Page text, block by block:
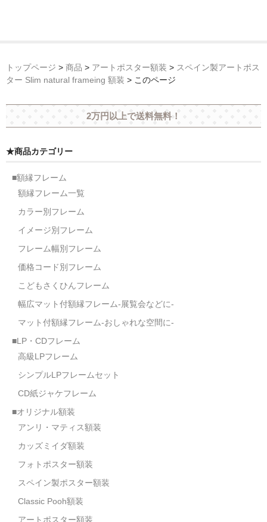
トップページ > 商品 > アートポスター額装 > スペイン製アートポス
ター Slim natural frameing 額装 > このページ
2万円以上で送料無料！
★商品カテゴリー
■額縁フレーム
額縁フレーム一覧
カラー別フレーム
イメージ別フレーム
フレーム幅別フレーム
価格コード別フレーム
こどもさくひんフレーム
幅広マット付額縁フレーム-展覧会などに-
マット付額縁フレーム-おしゃれな空間に-
■LP・CDフレーム
高級LPフレーム
シンプルLPフレームセット
CD紙ジャケフレーム
■オリジナル額装
アンリ・マティス額装
カッズミイダ額装
フォトポスター額装
スペイン製ポスター額装
Classic Pooh額装
アートポスター額装